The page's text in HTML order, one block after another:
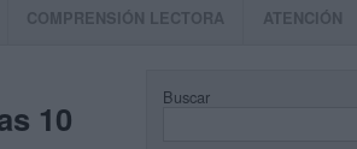
COMPRENSIÓN LECTORA ATENCIÓN
10
Buscar